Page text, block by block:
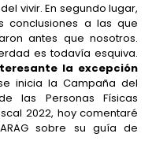
vivir. En segundo lugar,
conclusiones a las que
antes que nosotros.
es todavía esquiva.
la excepción
inicia la Campaña del
las Personas Físicas
2022, hoy comentaré
sobre su guía de